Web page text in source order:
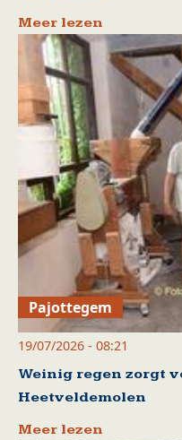
Meer lezen
Pajottegem
19/07/2026 - 08:21
Weinig regen zorgt
Heetveldemolen
Meer lezen